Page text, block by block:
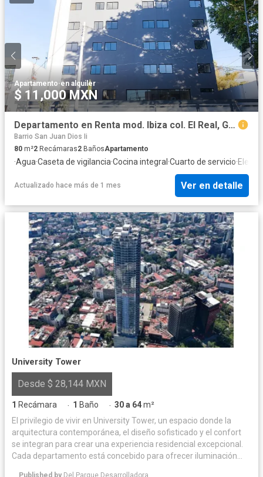
Apartamento·en alquiler
$ 11,000 MXN
Departamento en Renta mod. Ibiza col. El Real, Guadalajara.
Barrio San Juan Dios Ii
80 m²2 Recámaras2 BañosApartamento
·Agua·Caseta de vigilancia·Cocina integral·Cuarto de servicio·
Actualizado hace más de 1 mes Ver en detalle
University Tower
Desde $ 28,144 MXN
1 Recámara · 1 Baño · 30 a 64m²
El privilegio de vivir en University Tower, un espacio donde la
arquitectura contemporánea, el diseño sofisticado y el confort
se integran para crear una experiencia residencial excepcional.
Cada departamento está concebido para ofrecer iluminación